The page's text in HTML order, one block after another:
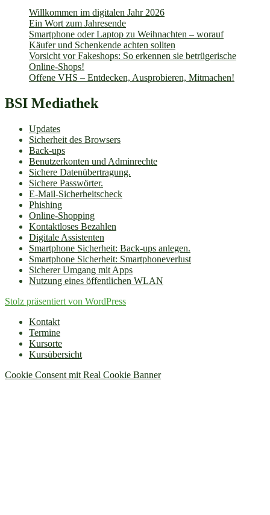
Willkommen im digitalen Jahr 2026
Ein Wort zum Jahresende
Smartphone oder Laptop zu Weihnachten – worauf
Käufer und Schenkende achten sollten
Vorsicht vor Fakeshops: So erkennen sie betrügerische
Online-Shops!
Offene VHS – Entdecken, Ausprobieren, Mitmachen!
BSI Mediathek
Updates
Sicherheit des Browsers
Back-ups
Benutzerkonten und Adminrechte
Sichere Datenübertragung.
Sichere Passwörter.
E-Mail-Sicherheitscheck
Phishing
Online-Shopping
Kontaktloses Bezahlen
Digitale Assistenten
Smartphone Sicherheit: Back-ups anlegen.
Smartphone Sicherheit: Smartphoneverlust
Sicherer Umgang mit Apps
Nutzung eines öffentlichen WLAN
Stolz präsentiert von WordPress
Kontakt
Termine
Kursorte
Kursübersicht
Cookie Consent mit Real Cookie Banner